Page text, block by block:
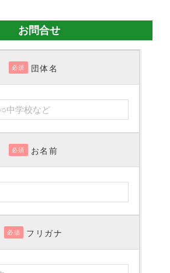
お問合せ
必須 団体名
必須 お名前
必須 フリガナ